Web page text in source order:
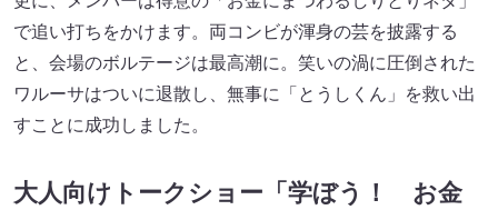
で追い打ちをかけます。両コンビが渾身の芸を披露する
と、会場のボルテージは最高潮に。笑いの渦に圧倒された
ワルーサはついに退散し、無事に「とうしくん」を救い出
すことに成功しました。
大人向けトークショー「学ぼう！ お金